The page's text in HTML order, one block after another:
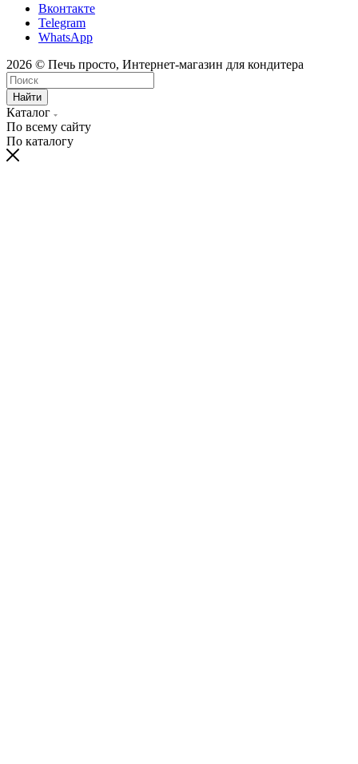
Вконтакте
Telegram
WhatsApp
2026 © Печь просто, Интернет-магазин для кондитера
Найти
Каталог
По всему сайту
По каталогу